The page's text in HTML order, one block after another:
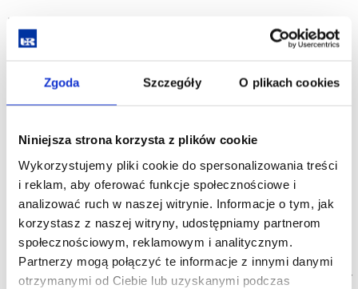
Zgoda Szczegóły O plikach cookies
Niniejsza strona korzysta z plików cookie
Wykorzystujemy pliki cookie do spersonalizowania treści
i reklam, aby oferować funkcje społecznościowe i
analizować ruch w naszej witrynie. Informacje o tym, jak
korzystasz z naszej witryny, udostępniamy partnerom
społecznościowym, reklamowym i analitycznym.
Partnerzy mogą połączyć te informacje z innymi danymi
otrzymanymi od Ciebie lub uzyskanymi podczas
Wystąpienia na konferencjach:
Lubelski 25-27 października 2019
Koła Naukowego Energii Fizycznych Wykorzystywanych
Krzysztof, Gaweł Natalia,
opiekun koła dr Jolanta Zwolińska, Wydział Medyczny UR
Wpływ jonoforezy z jodku potasu na poziom hormonów
tarczycy u osób zdrowych
XI MIĘDZYNARODOWE DNI REHABILITACJI 2020